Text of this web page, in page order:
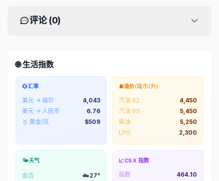
评论 (0)
🌐 生活指数
💱汇率
美元 → 瑞尔
4,043
美元 → 人民币
6.76
🥇 黄金/克
$509
⛽油价(瑞尔/升)
汽油 92
4,450
汽油 95
5,450
柴油
5,250
LPG
2,300
🌤️天气
金边 ☁️27°
📈CSX 指数
指数
464.10